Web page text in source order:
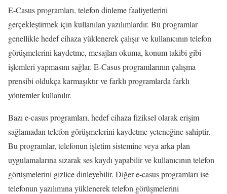
E-Casus programları, telefon dinleme faaliyetlerini
gerçekleştirmek için kullanılan yazılımlardır. Bu programlar
genellikle hedef cihaza yüklenerek çalışır ve kullanıcının telefon
görüşmelerini kaydetme, mesajları okuma, konum takibi gibi
işlemleri yapmasını sağlar. E-Casus programlarının çalışma
prensibi oldukça karmaşıktır ve farklı programlarda farklı
yöntemler kullanılır.
Bazı e-casus programları, hedef cihaza fiziksel olarak erişim
sağlamadan telefon görüşmelerini kaydetme yeteneğine sahiptir.
Bu programlar, telefonun işletim sistemine veya arka plan
uygulamalarına sızarak ses kaydı yapabilir ve kullanıcının telefon
görüşmelerini gizlice dinleyebilir. Diğer e-casus programları ise
telefonun yazılımına yüklenerek telefon görüşmelerini